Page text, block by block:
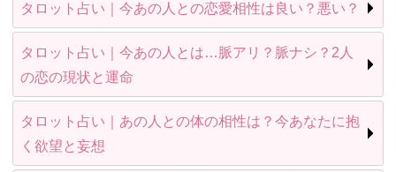
タロット占い｜今あの人との恋愛相性は良い？悪い？
タロット占い｜今あの人とは…脈アリ？脈ナシ？2人
の恋の現状と運命
タロット占い｜あの人との体の相性は？今あなたに抱
く欲望と妄想